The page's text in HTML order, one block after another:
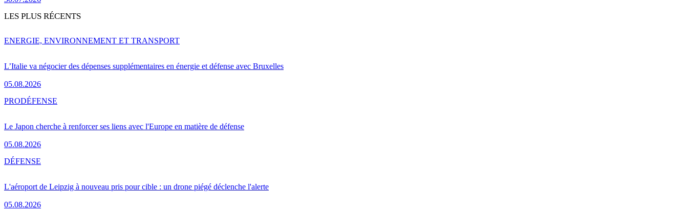
LES PLUS RÉCENTS
L’Italie va négocier des dépenses supplémentaires en énergie et défense avec Bruxelles
05.08.2026
ENERGIE, ENVIRONNEMENT ET TRANSPORT
Le Japon cherche à renforcer ses liens avec l'Europe en matière de défense
05.08.2026
PRODÉFENSE
L'aéroport de Leipzig à nouveau pris pour cible : un drone piégé déclenche l'alerte
05.08.2026
DÉFENSE